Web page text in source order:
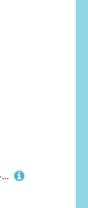
PartyDeco Helium Luftballon - Geburtstag Deko - Folienballon - Zahl 6 - Silber - 86 cm